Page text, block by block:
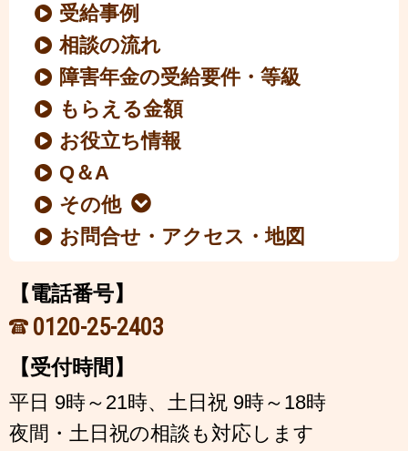
受給事例
相談の流れ
障害年金の受給要件・等級
もらえる金額
お役立ち情報
Q＆A
その他
お問合せ・アクセス・地図
【電話番号】
0120-25-2403
【受付時間】
平日 9時～21時、土日祝 9時～18時
夜間・土日祝の相談も対応します